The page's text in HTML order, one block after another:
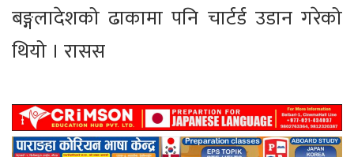
बङ्गलादेशको ढाकामा पनि चार्टर्ड उडान गरेको
थियो । रासस